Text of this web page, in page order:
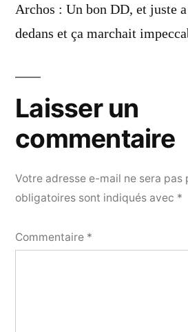
Archos : Un bon DD, et juste
dedans et ça marchait
Laisser un
commentaire
Votre adresse e-mail ne sera pas
obligatoires sont indiqués avec *
Commentaire *